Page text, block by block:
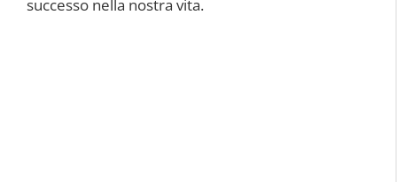
successo nella nostra vita.